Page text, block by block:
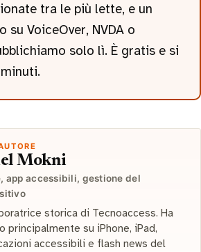
tra le più lette, e un
VoiceOver, NVDA o
solo lì. È gratis e si
Mokni
app accessibili, gestione del
storica di Tecnoaccess. Ha
principalmente su iPhone, iPad,
accessibili e flash news del